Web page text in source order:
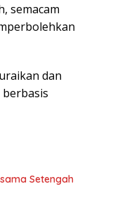
semacam
dan
Setengah